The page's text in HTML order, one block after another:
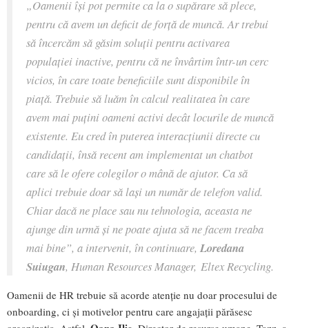
„Oamenii își pot permite ca la o supărare să plece,
pentru că avem un deficit de forță de muncă. Ar trebui
să încercăm să găsim soluții pentru activarea
populației inactive, pentru că ne învârtim într-un cerc
vicios, în care toate beneficiile sunt disponibile în
piață. Trebuie să luăm în calcul realitatea în care
avem mai puțini oameni activi decât locurile de muncă
existente. Eu cred în puterea interacțiunii directe cu
candidații, însă recent am implementat un chatbot
care să le ofere colegilor o mână de ajutor. Ca să
aplici trebuie doar să lași un număr de telefon valid.
Chiar dacă ne place sau nu tehnologia, aceasta ne
ajunge din urmă și ne poate ajuta să ne facem treaba
mai bine”, a intervenit, în continuare, Loredana
Suiugan, Human Resources Manager, Eltex Recycling.
Oamenii de HR trebuie să acorde atenție nu doar procesului de
onboarding, ci și motivelor pentru care angajații părăsesc